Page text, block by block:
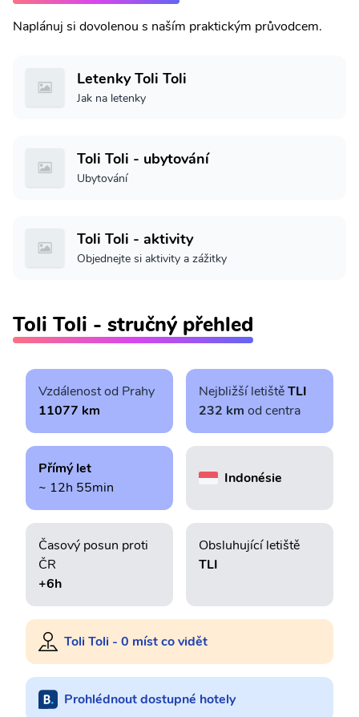
Naplánuj si dovolenou s naším praktickým průvodcem.
Letenky Toli Toli
Jak na letenky
Toli Toli - ubytování
Ubytování
Toli Toli - aktivity
Objednejte si aktivity a zážitky
Toli Toli - stručný přehled
Vzdálenost od Prahy
11077 km
Nejbližší letištěTLI
232 km od centra
Přímý let
~ 12h 55min
Indonésie
Časový posun proti
ČR
+6h
Obsluhující letiště
TLI
Toli Toli - 0 míst co vidět
Prohlédnout dostupné hotely